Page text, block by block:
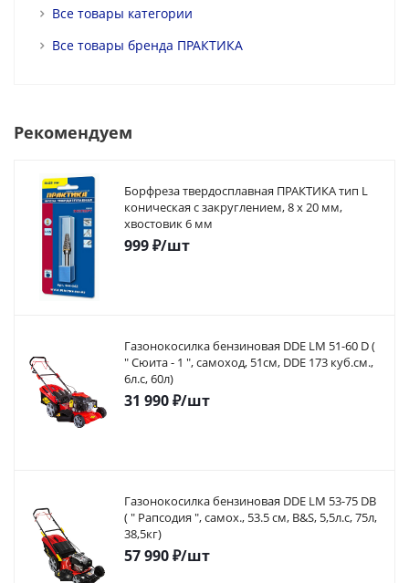
Все товары категории
Все товары бренда ПРАКТИКА
Рекомендуем
Борфреза твердосплавная ПРАКТИКА тип L
коническая с закруглением, 8 х 20 мм,
хвостовик 6 мм
999₽/шт
Газонокосилка бензиновая DDE LM 51-60 D (
" Сюита - 1 ", самоход, 51cм, DDE 173 куб.см.,
6л.с, 60л)
31 990₽/шт
Газонокосилка бензиновая DDE LM 53-75 DB
( " Рапсодия ", самох., 53.5 cм, B&S, 5,5л.с, 75л,
38,5кг)
57 990₽/шт